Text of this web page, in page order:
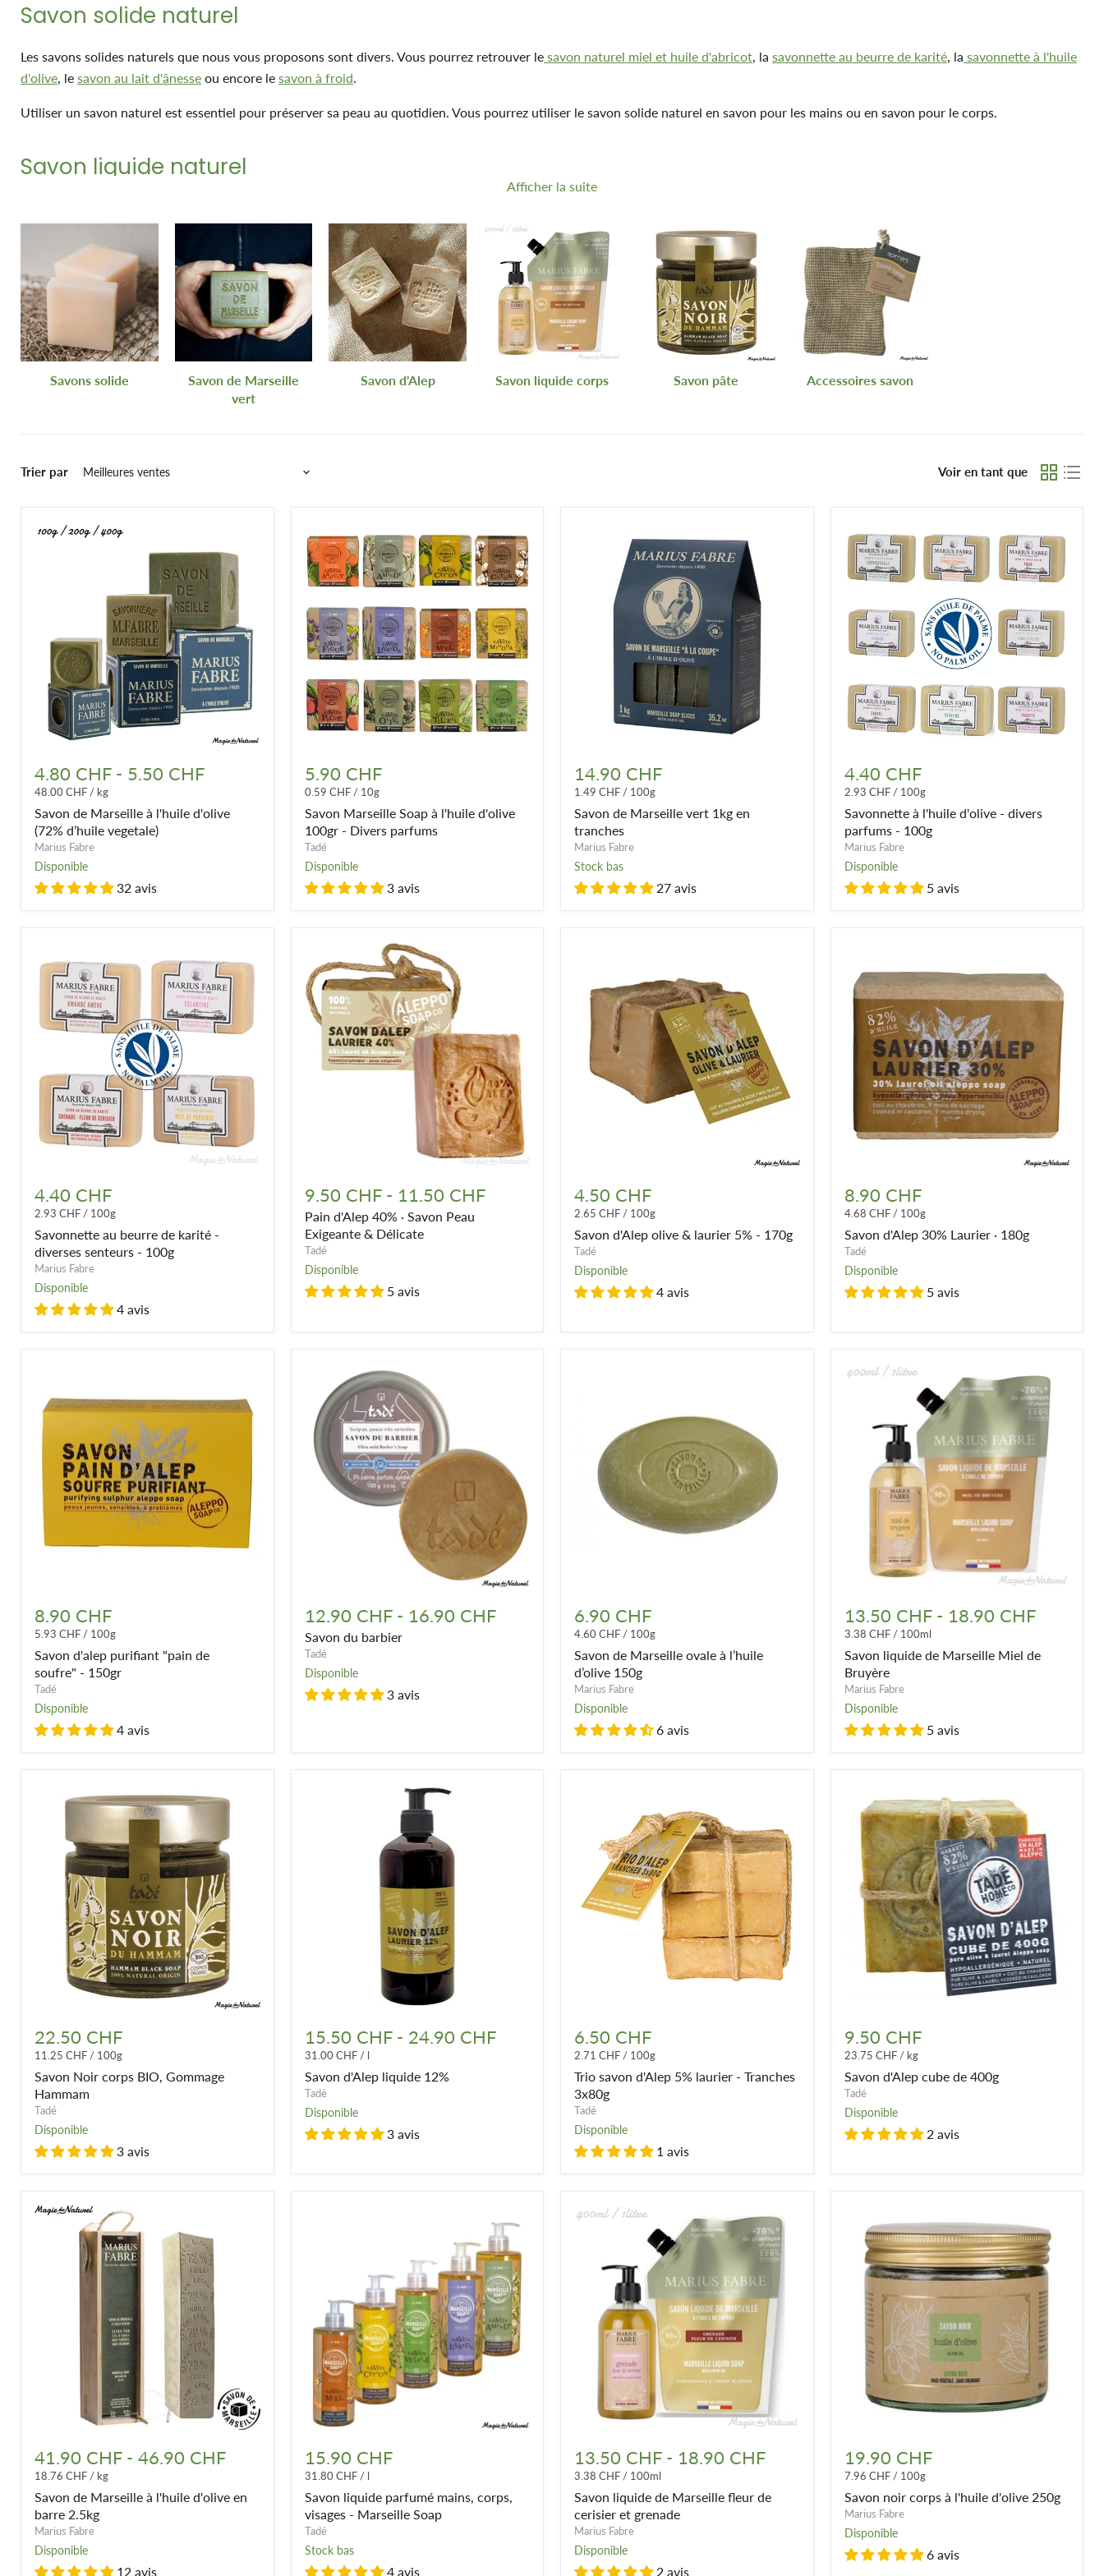
Savon solide naturel
Les savons solides naturels que nous vous proposons sont divers. Vous pourrez retrouver le savon naturel miel et huile d'abricot, la savonnette au beurre de karité, la savonnette à l'huile
d'olive, le savon au lait d'ânesse ou encore le savon à froid.
Utiliser un savon naturel est essentiel pour préserver sa peau au quotidien. Vous pourrez utiliser le savon solide naturel en savon pour les mains ou en savon pour le corps.
Savon liquide naturel
d’olivierou encore le savon liquide à la lavande. Ces savons liquides naturels sont à la fois utilisables en savons pour les mains et en savons pour le corps.
Savon d'Alep
Le savon d’Alep
est reconnu pour être un savon doux et particulièrement adapté aux peaux abîmées ou sujettes à des problèmes dermatologiques. Ainsi, si vous recherchez un savon
adapté aux peaux fragiles ou calmant l’eczéma ou le psoriasis par exemple, vous trouverez tout un ensemble de savon d’Alep et pain d’Alepsoigneusement sélectionnés par
Naturel.
est à la fois utilisé en savon pour les mains et en savon pour le corps, mais il l’est aussi pour nettoyer efficacement sa maison. Ainsi, La Magie du Naturel vous
donne accès à un large choix de savons de Marseille pour prendre soin de vous au quotidien.
Savon en pâte
Cambouis, graisse, peinture, le savon en pâte naturel grattantest l’allié parfait des mains très sales ou tachées. Pour les peaux fraîchement épilées en revanche, le savon en pâte
traditionnel hammamaura tout pour plaire avec ses vertus nettoyantes et drainantes.
Des savons hypoallergéniques adaptés à chaque situation !
Accessoires pour savon
Parce que La Magie du Naturel pense à tout, et surtout à vous, nous vous proposons un large choix d’accessoires pour savon comme le flacon pompe en verre, le porte savon, le fil à
Afficher la suite
Savons solide
Savon de Marseille
vert
Savon d'Alep Savon liquide corps Savon pâte Accessoires savon
Trier par Voir en tant que
de
Marseille
à
l'huile
d'olive
(72%
d’huile
vegetale)
4.80 CHF- 5.50 CHF
48.00 CHF/ kg
Savon de Marseille à l'huile d'olive
(72% d’huile vegetale)
Marius Fabre
Disponible
32 avis
Marseille
Soap
à
l'huile
d'olive
100gr
-
Divers
parfums
5.90 CHF
0.59 CHF/ 10g
Savon Marseille Soap à l'huile d'olive
100gr - Divers parfums
Tadé
Disponible
3 avis
de
Marseille
vert
1kg
en
tranches
14.90 CHF
1.49 CHF/ 100g
Savon de Marseille vert 1kg en
tranches
Marius Fabre
Stock bas
27 avis
à
l'huile
d'olive
-
divers
parfums
-
100g
4.40 CHF
2.93 CHF/ 100g
Savonnette à l'huile d'olive - divers
parfums - 100g
Marius Fabre
Disponible
5 avis
au
beurre
de
karité
-
diverses
senteurs
-
100g
4.40 CHF
2.93 CHF / 100g
Savonnette au beurre de karité -
diverses senteurs - 100g
Marius Fabre
Disponible
4 avis
d'Alep
40%
·
Savon
Peau
Exigeante
&
Délicate
9.50 CHF- 11.50 CHF
Pain d'Alep 40% · Savon Peau
Exigeante & Délicate
Tadé
Disponible
5 avis
d'Alep
olive
&
laurier
5%
170g
4.50 CHF
2.65 CHF / 100g
Savon d'Alep olive & laurier 5% - 170g
Tadé
Disponible
4 avis
d'Alep
30%
Laurier
·
180g
8.90 CHF
4.68 CHF/ 100g
Savon d'Alep 30% Laurier · 180g
Tadé
Disponible
5 avis
d'alep
purifiant
"pain
de
soufre" -
150gr
8.90 CHF
5.93 CHF/ 100g
Savon d'alep purifiant "pain de
soufre" - 150gr
Tadé
Disponible
4 avis
du
barbier
12.90 CHF- 16.90 CHF
Savon du barbier
Tadé
Disponible
3 avis
de
Marseille
ovale
à
l’huile
d’olive
150g
6.90 CHF
4.60 CHF/ 100g
Savon de Marseille ovale à l’huile
d’olive 150g
Marius Fabre
Disponible
6 avis
liquide
de
Marseille
Miel
de
Bruyère
13.50 CHF- 18.90 CHF
3.38 CHF/ 100ml
Savon liquide de Marseille Miel de
Bruyère
Marius Fabre
Disponible
5 avis
Noir
corps
BIO,
Gommage
Hammam
22.50 CHF
11.25 CHF / 100g
Savon Noir corps BIO, Gommage
Hammam
Tadé
Disponible
3 avis
d'Alep
liquide
12%
15.50 CHF- 24.90 CHF
31.00 CHF/ l
Savon d'Alep liquide 12%
Tadé
Disponible
3 avis
savon
d'Alep
5%
laurier
-
Tranches
3x80g
6.50 CHF
2.71 CHF / 100g
Trio savon d'Alep 5% laurier - Tranches
3x80g
Tadé
Disponible
1 avis
d'Alep
cube
de
400g
9.50 CHF
23.75 CHF/ kg
Savon d'Alep cube de 400g
Tadé
Disponible
2 avis
de
Marseille
à
l'huile
d'olive
en
barre
2.5kg
41.90 CHF- 46.90 CHF
18.76 CHF/ kg
Savon de Marseille à l'huile d'olive en
barre 2.5kg
Marius Fabre
Disponible
12 avis
liquide
parfumé
mains,
corps,
visages
-
Marseille
Soap
15.90 CHF
31.80 CHF/ l
Savon liquide parfumé mains, corps,
visages - Marseille Soap
Tadé
Stock bas
4 avis
liquide
de
Marseille
fleur
de
cerisier
et
grenade
13.50 CHF- 18.90 CHF
3.38 CHF/ 100ml
Savon liquide de Marseille fleur de
cerisier et grenade
Marius Fabre
Disponible
2 avis
noir
corps
à
l'huile
d'olive
250g
19.90 CHF
7.96 CHF/ 100g
Savon noir corps à l'huile d'olive 250g
Marius Fabre
Disponible
6 avis